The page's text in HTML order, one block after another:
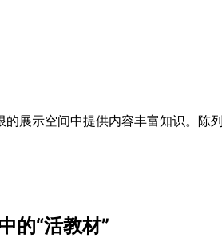
展示空间中提供内容丰富知识。
的“活教材”